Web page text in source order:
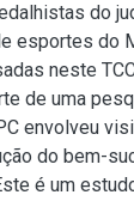
do
esportes do
neste
de uma
envolveu
do bem-
é um